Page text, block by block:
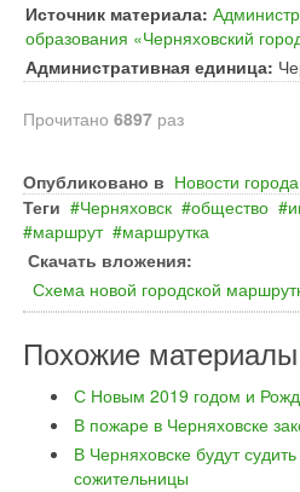
Источник материала:
образования «Черняховский
Административная единица:
Прочитано 6897 раз
Опубликовано в Новости
Теги
Черняховск общество
маршрут
маршрутка
Скачать вложения:
Схема новой городской
Похожие материалы
С Новым 2019 годом и
В пожаре в Черняховске
В Черняховске будут
сожительницы